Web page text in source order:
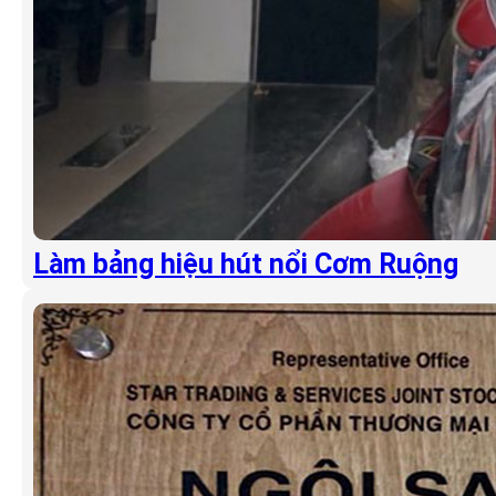
Làm bảng hiệu hút nổi Cơm Ruộng